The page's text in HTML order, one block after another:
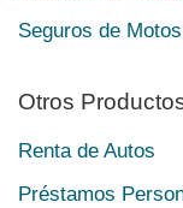
Seguros de
Otros
Renta de Autos
Préstamos